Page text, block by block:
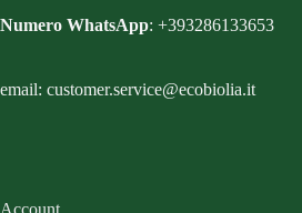
Numero WhatsApp: +393286133653
email: customer.service@ecobiolia.it